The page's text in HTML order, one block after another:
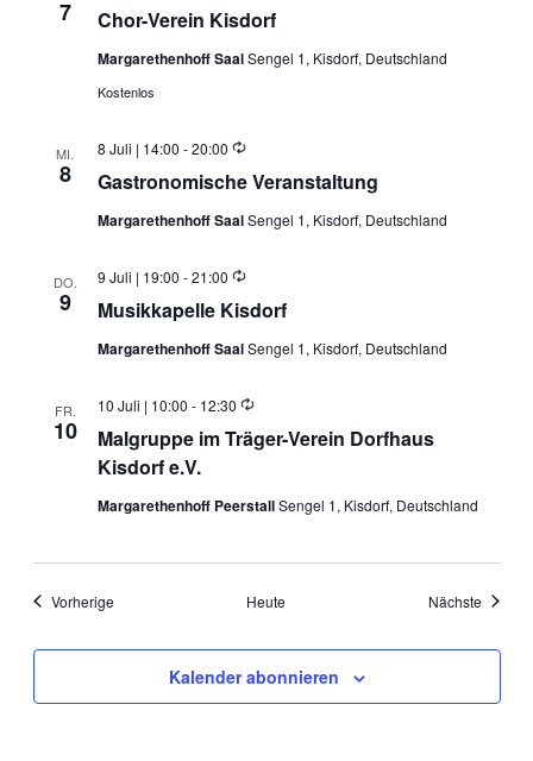
7 Chor-Verein Kisdorf
Margarethenhoff SaalSengel 1, Kisdorf, Deutschland
Kostenlos
MI.
8 Gastronomische Veranstaltung
8 Juli | 14:00 -20:00 Wiederholung
Margarethenhoff SaalSengel 1, Kisdorf, Deutschland
DO.
9 Musikkapelle Kisdorf
9 Juli | 19:00 -21:00 Wiederholung
Margarethenhoff SaalSengel 1, Kisdorf, Deutschland
FR.
10
Malgruppe im Träger-Verein Dorfhaus
Kisdorf e.V.
10 Juli | 10:00 - 12:30 Wiederholung
Margarethenhoff PeerstallSengel 1, Kisdorf, Deutschland
VorherigeVeranstaltungen Heute Nächste
Kalender abonnieren